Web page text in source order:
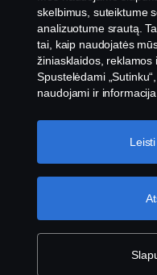
Pranešimų teikimas
Slapukų nustatymai
© „Scania 2026“ visos
CV AB“ (publ), SE-151 87
+46-8-55 38 10 00,
skelbimus, suteiktume
analizuotume srautą.
tai, kaip naudojatės
žiniasklaidos, reklamos
Spustelėdami
naudojami ir
pasirinkę norimas
daugiau, kaip